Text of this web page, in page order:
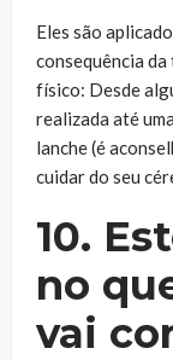
Eles são
consequência
físico: Desde
realizada até
lanche (é
cuidar do seu
10.
no
vai